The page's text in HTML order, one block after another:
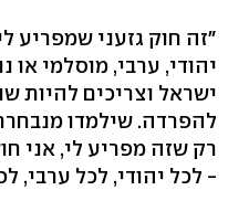
"זה חוק גזעני שמפריע
יהודי, ערבי, מוסלמי או
ישראל וצריכים להיות
להפרדה. שילמדו
רק שזה מפריע לי, אני
- לכל יהודי, לכל ערבי,